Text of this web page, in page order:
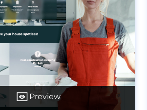
Preview